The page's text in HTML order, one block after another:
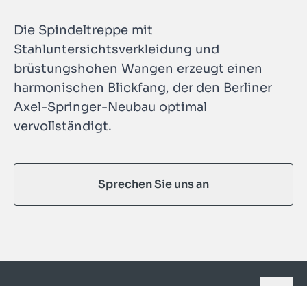
Die Spindeltreppe mit
Stahluntersichtsverkleidung und
brüstungshohen Wangen erzeugt einen
harmonischen Blickfang, der den Berliner
Axel-Springer-Neubau optimal
vervollständigt.
Sprechen Sie uns an